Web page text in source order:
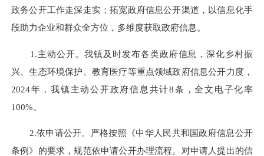
政务公开工作走深走实；拓宽政府信息公开渠道，以信息化手
段助力企业和群众全方位，多维度获取政府信息。
1.主动公开。我镇及时发布各类政府信息，深化乡村振
兴、生态环境保护、教育医疗等重点领域政府信息公开力度，
2024年，我镇主动公开政府信息共计8条，全文电子化率
100%。
2.依申请公开。严格按照《中华人民共和国政府信息公开
条例》的要求，规范依申请公开办理流程。对申请人提出的信